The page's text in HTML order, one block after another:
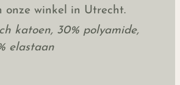
onze winkel in Utrecht.
katoen, 30% polyamide,
elastaan